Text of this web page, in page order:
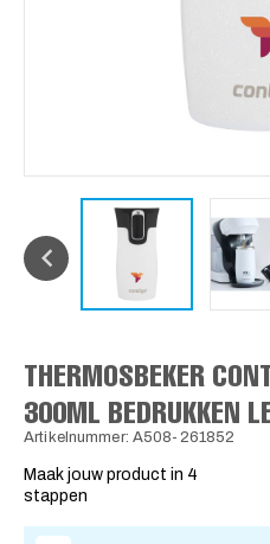
THERMOSBEKER
300ML BEDRUKKEN
Artikelnummer: A508-261852
Maak jouw product in 4
stappen